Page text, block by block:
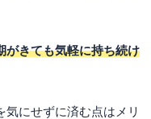
がきても気軽に持ち続け
にせずに済む点はメリ